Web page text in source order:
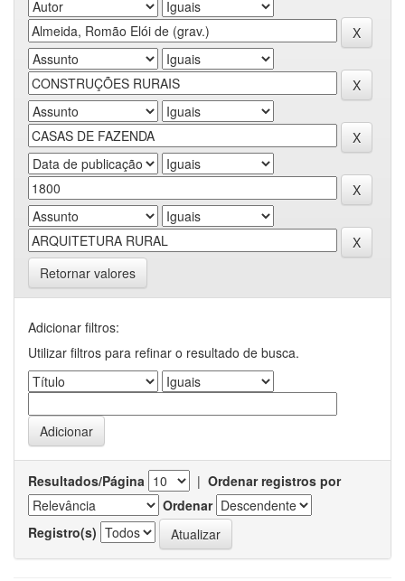
Retornar valores
Adicionar filtros:
Utilizar filtros para refinar o resultado de busca.
Resultados/Página | Ordenar registros por
Ordenar
Registro(s)